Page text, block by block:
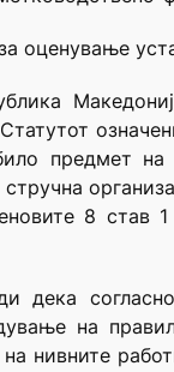
предмет
8 став
дека
на
нивните